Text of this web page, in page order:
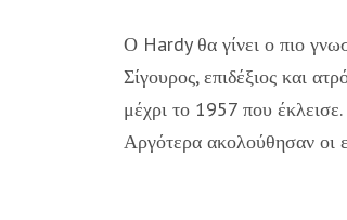
Ο Hardy θα γίνει ο πιο
Σίγουρος, επιδέξιος και
μέχρι το 1957 που
Αργότερα ακολούθησαν οι